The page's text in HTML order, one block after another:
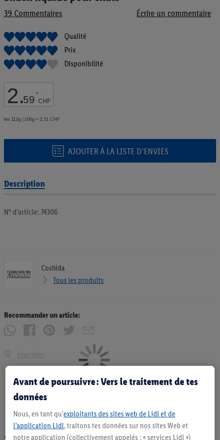
39 Commentaires Écrire un commentaire
Qualité
Prix
Disponibilité
2.59 *
CHF
les 112g | 100g = 2,31 CHF
AJOUTER À LA LISTE D’ENVIES
la
d’images
Description
N° d’article: 74306
Coshida
Tous les produits
Recommander un article:
Imprimer
Avant de poursuivre : Vers le traitement de tes
données
Nous, en tant qu'exploitants des sites web de Lidl et de
l’application Lidl, traitons tes données sur nos sites Web et
notre application (collectivement appelés : « services Lidl »)